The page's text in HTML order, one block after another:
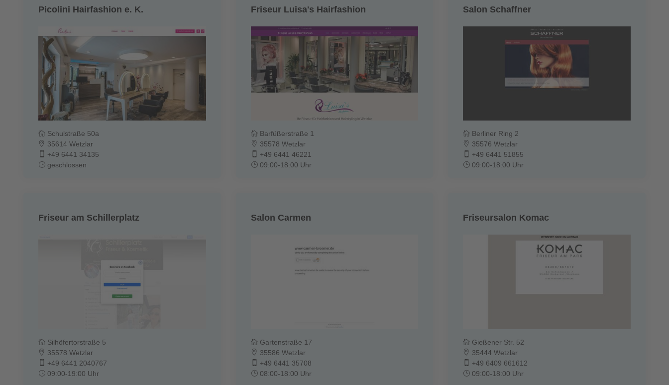
Picolini Hairfashion e. K.
Schulstraße 50a
35614 Wetzlar
+49 6441 34135
geschlossen
Friseur Luisa's Hairfashion
Barfüßerstraße 1
35578 Wetzlar
+49 6441 46221
09:00-18:00 Uhr
Salon Schaffner
Berliner Ring 2
35576 Wetzlar
+49 6441 51855
09:00-18:00 Uhr
Friseur am Schillerplatz
Silhöfertorstraße 5
35578 Wetzlar
+49 6441 2040767
09:00-19:00 Uhr
Salon Carmen
Gartenstraße 17
35586 Wetzlar
+49 6441 35708
08:00-18:00 Uhr
Friseursalon Komac
Gießener Str. 52
35444 Wetzlar
+49 6409 661612
09:00-18:00 Uhr